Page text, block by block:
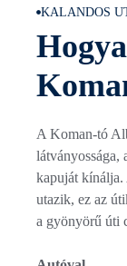
KALANDOS
A Koman-tó
látványossága,
kapuját kínálja.
utazik, ez az
a gyönyörű úti